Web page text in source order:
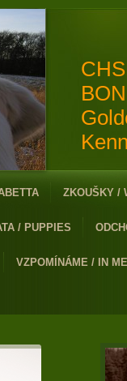
ZKOUŠKY /
/ PUPPIES
VZPOMÍNÁME / IN